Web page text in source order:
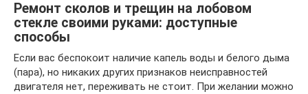
Ремонт сколов и трещин на лобовом
стекле своими руками: доступные
способы
Если вас беспокоит наличие капель воды и белого дыма
(пара), но никаких других признаков неисправностей
двигателя нет, переживать не стоит. При желании можно